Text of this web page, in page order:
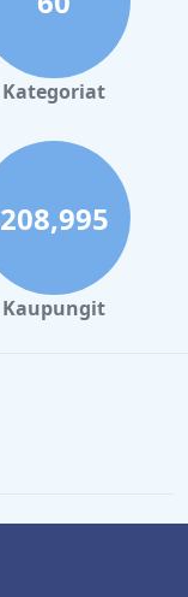
Kategoriat
208,995
Kaupungit